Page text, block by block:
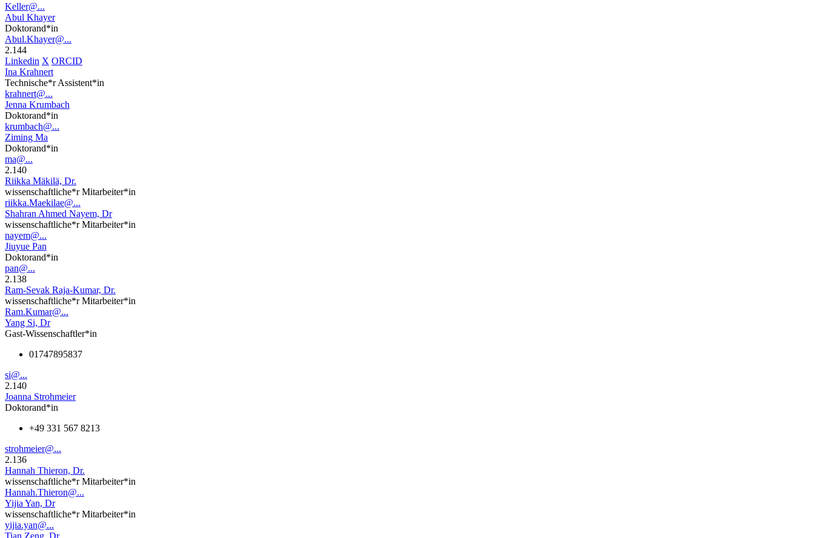
Keller@...
Abul Khayer
Doktorand*in
Abul.Khayer@...
2.144
Linkedin X ORCID
Ina Krahnert
Technische*r Assistent*in
krahnert@...
Jenna Krumbach
Doktorand*in
krumbach@...
Ziming Ma
Doktorand*in
ma@...
2.140
Riikka Mäkilä, Dr.
wissenschaftliche*r Mitarbeiter*in
riikka.Maekilae@...
Shahran Ahmed Nayem, Dr
wissenschaftliche*r Mitarbeiter*in
nayem@...
Jiuyue Pan
Doktorand*in
pan@...
2.138
Ram-Sevak Raja-Kumar, Dr.
wissenschaftliche*r Mitarbeiter*in
Ram.Kumar@...
Yang Si, Dr
Gast-Wissenschaftler*in
01747895837
si@...
2.140
Joanna Strohmeier
Doktorand*in
+49 331 567 8213
strohmeier@...
2.136
Hannah Thieron, Dr.
wissenschaftliche*r Mitarbeiter*in
Hannah.Thieron@...
Yijia Yan, Dr
wissenschaftliche*r Mitarbeiter*in
yijia.yan@...
Tian Zeng, Dr.